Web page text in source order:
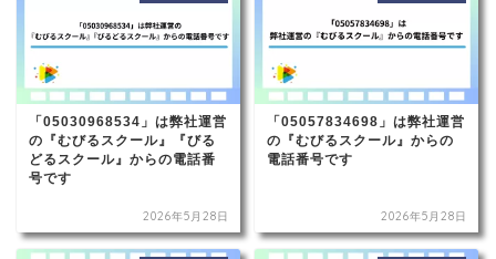
「05030968534」は弊社運営
の『むびるスクール』『びる
どるスクール』からの電話番
号です
2026年5月28日
「05057834698」は弊社運営
の『むびるスクール』からの
電話番号です
2026年5月28日